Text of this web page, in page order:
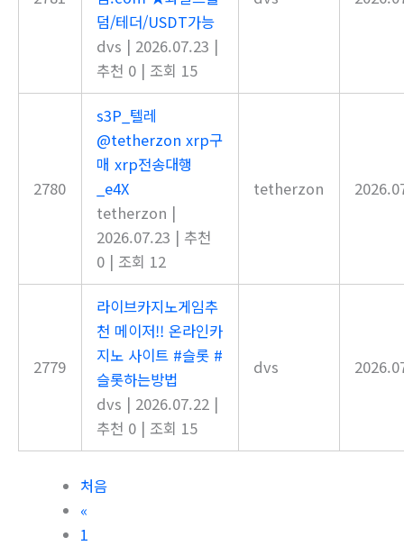
덤/테더/USDT가능
dvs | 2026.07.23 |
추천 0 | 조회 15
2780
s3P_텔레
@tetherzon xrp구
매 xrp전송대행
_e4X
tetherzon |
2026.07.23 | 추천
0 | 조회 12
tetherzon
2779
라이브카지노게임추
천 메이저!! 온라인카
지노 사이트 #슬롯 #
슬롯하는방법
dvs | 2026.07.22 |
추천 0 | 조회 15
dvs
처음
«
1